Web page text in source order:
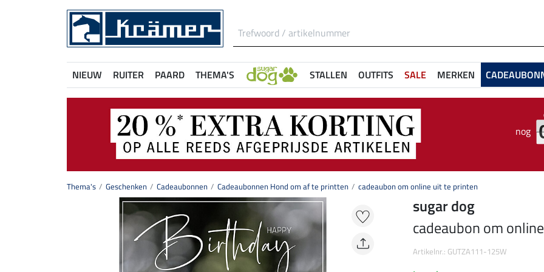
NIEUW RUITER PAARD THEMA'S STALLEN OUTFITS SALE MERKEN
nog
Thema's Geschenken Cadeaubonnen Cadeaubonnen Hond om af te printten cadeaubon om online uit te printen
sugar dog
cadeaubon om
Artikelnr.: GUTZA111-125W